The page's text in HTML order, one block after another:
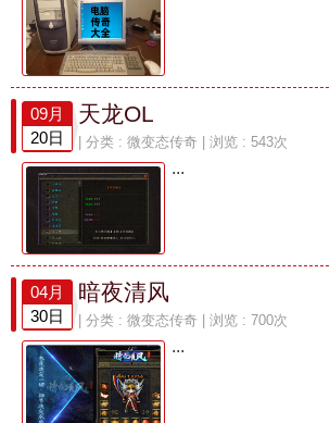
09月
20日
天龙OL
| 分类 : 微变态传奇 | 浏览 : 543次
...
04月
30日
暗夜清风
| 分类 : 微变态传奇 | 浏览 : 700次
...